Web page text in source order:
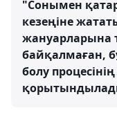
"Сонымен
кезеңіне
жануарларына
байқалмаған,
болу